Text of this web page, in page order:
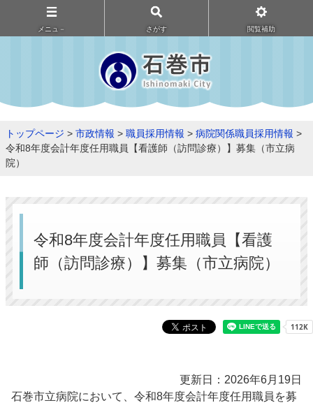
メニュ－ さがす 閲覧補助
トップページ > 市政情報 > 職員採用情報 > 病院関係職員採用情報 >
令和8年度会計年度任用職員【看護師（訪問診療）】募集（市立病
院）
令和8年度会計年度任用職員【看護
師（訪問診療）】募集（市立病院）
更新日：2026年6月19日
石巻市立病院において、令和8年度会計年度任用職員を募